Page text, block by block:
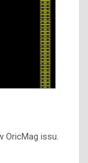
OricMag issu.